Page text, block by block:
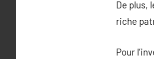
De plus,
riche
Pour